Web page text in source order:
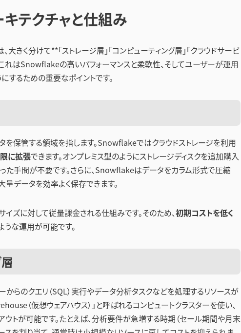
テクチャと仕組み
きく分けて**「ストレージ層」「コンピューティング層」「クラウドサービ
れはSnowflakeの高いパフォーマンスと柔軟性、そしてユーザーが運用
するための重要なポイントです。
を保管する領域を指します。Snowflakeではクラウドストレージを利用
に拡張できます。オンプレミス型のようにストレージディスクを追加購入
った手間が不要です。さらに、Snowflakeはデータをカラム形式で圧縮
データを効率よく保存できます。
ズに対して従量課金される仕組みです。そのため、初期コストを低く
うな運用が可能です。
からのクエリ（SQL）実行やデータ分析タスクなどを処理するリソースが
（仮想ウェアハウス）」と呼ばれるコンピュートクラスターを使い、
トが可能です。たとえば、分析要件が急増する時期（セール期間や月末